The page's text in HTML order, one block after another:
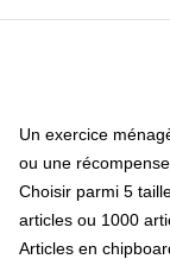
Un exercice
ou une
Choisir parmi 5
articles ou 1000
Articles en